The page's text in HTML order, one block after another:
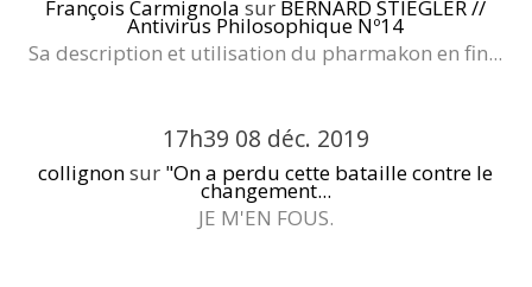
François Carmignola sur BERNARD STIEGLER //
Antivirus Philosophique Nº14
Sa description et utilisation du pharmakon en fin...
17h39 08 déc. 2019
collignonsur "On a perdu cette bataille contre le
changement...
JE M'EN FOUS.